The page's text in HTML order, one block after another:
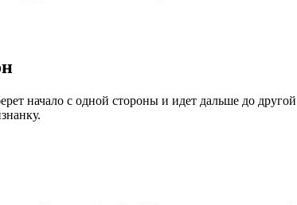
начало с одной стороны и идет дальше до